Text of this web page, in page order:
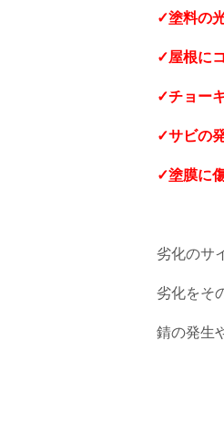
✓塗料の
✓屋根に
✓チョー
✓サビの
✓塗膜に
劣化のサ
劣化をそ
錆の発生